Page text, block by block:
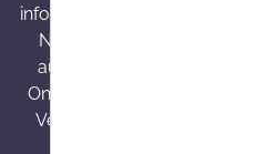
informieren
ausgewogene und
Onlineapo.at ist eine in
Versandapotheke mit